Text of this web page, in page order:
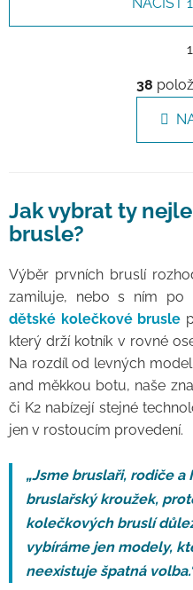
1
38
Jak vybrat ty
brusle?
Výběr prvních bruslí
zamiluje, nebo s ním po
dětské kolečkové brusle
který drží kotník v rovné
Na rozdíl od levných
and měkkou botu, naše
či K2 nabízejí stejné
jen v rostoucím provedení.
„Jsme bruslaři, rodiče
bruslařský kroužek,
kolečkových bruslí
vybíráme jen modely,
neexistuje špatná